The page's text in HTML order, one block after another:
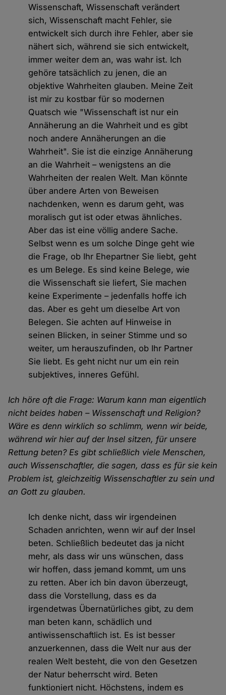
Wissenschaft, Wissenschaft verändert
sich, Wissenschaft macht Fehler, sie
entwickelt sich durch ihre Fehler, aber sie
nähert sich, während sie sich entwickelt,
immer weiter dem an, was wahr ist. Ich
gehöre tatsächlich zu jenen, die an
objektive Wahrheiten glauben. Meine Zeit
ist mir zu kostbar für so modernen
Quatsch wie "Wissenschaft ist nur ein
Annäherung an die Wahrheit und es gibt
noch andere Annäherungen an die
Wahrheit". Sie ist die einzige Annäherung
an die Wahrheit – wenigstens an die
Wahrheiten der realen Welt. Man könnte
über andere Arten von Beweisen
nachdenken, wenn es darum geht, was
moralisch gut ist oder etwas ähnliches.
Aber das ist eine völlig andere Sache.
Selbst wenn es um solche Dinge geht wie
die Frage, ob Ihr Ehepartner Sie liebt, geht
es um Belege. Es sind keine Belege, wie
die Wissenschaft sie liefert, Sie machen
keine Experimente – jedenfalls hoffe ich
das. Aber es geht um dieselbe Art von
Belegen. Sie achten auf Hinweise in
seinen Blicken, in seiner Stimme und so
weiter, um herauszufinden, ob Ihr Partner
Sie liebt. Es geht nicht nur um ein rein
subjektives, inneres Gefühl.
Ich höre oft die Frage: Warum kann man eigentlich
nicht beides haben – Wissenschaft und Religion?
Wäre es denn wirklich so schlimm, wenn wir beide,
während wir hier auf der Insel sitzen, für unsere
Rettung beten? Es gibt schließlich viele Menschen,
auch Wissenschaftler, die sagen, dass es für sie kein
Problem ist, gleichzeitig Wissenschaftler zu sein und
an Gott zu glauben.
Ich denke nicht, dass wir irgendeinen
Schaden anrichten, wenn wir auf der Insel
beten. Schließlich bedeutet das ja nicht
mehr, als dass wir uns wünschen, dass
wir hoffen, dass jemand kommt, um uns
zu retten. Aber ich bin davon überzeugt,
dass die Vorstellung, dass es da
irgendetwas Übernatürliches gibt, zu dem
man beten kann, schädlich und
antiwissenschaftlich ist. Es ist besser
anzuerkennen, dass die Welt nur aus der
realen Welt besteht, die von den Gesetzen
der Natur beherrscht wird. Beten
funktioniert nicht. Höchstens, indem es